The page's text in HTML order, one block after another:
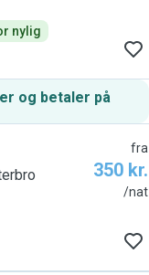
nylig
og betaler på
fra
350 kr.
/nat